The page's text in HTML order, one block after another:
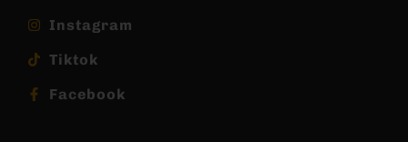
Instagram
Tiktok
Facebook